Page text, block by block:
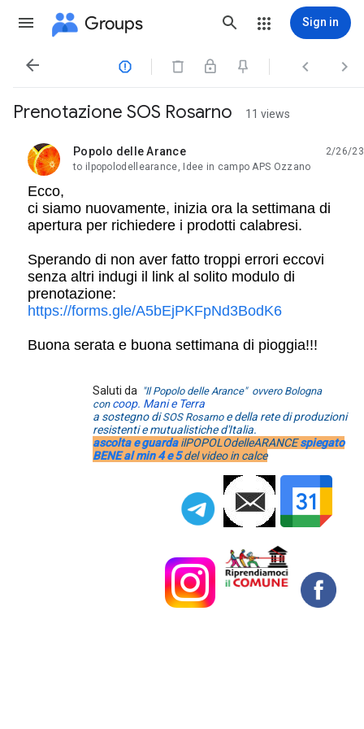
Groups Sign in
   
Prenotazione SOS Rosarno 11 views
Popolo delle Arance
unread,
2/26/23
to ilpopolodellearance, Idee in campo APS Ozzano
Ecco,
ci siamo nuovamente, inizia ora la settimana di
apertura per richiedere i prodotti calabresi.
Sperando di non aver fatto troppi errori eccovi
senza altri indugi il link al solito modulo di
prenotazione:
https://forms.gle/A5bEjPKFpNd3BodK6
Buona serata e buona settimana di pioggia!!!
Saluti da "Il Popolo delle Arance" ovvero Bologna
con coop. Mani e Terra
a sostegno diSOS Rosarnoe della rete di produzioni
resistenti e mutualistiche d'Italia.
ascolta e guardailPOPOLOdelleARANCEspiegato
BENE al min 4 e 5del video in calce